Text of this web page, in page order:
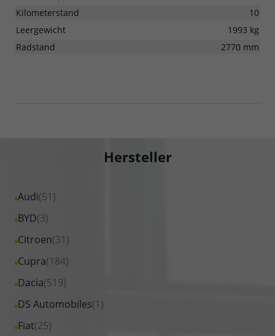
Kilometerstand
10
Leergewicht
1993 kg
Radstand
2770 mm
Hersteller
Audi(51)
Alle
Fahrzeuge
Audi
anzeigen
BYD(3)
Alle
Fahrzeuge
BYD
anzeigen
Citroen(31)
Alle
Fahrzeuge
Citroen
anzeigen
Cupra(184)
Alle
Fahrzeuge
Cupra
anzeigen
Dacia(519)
Alle
Fahrzeuge
Dacia
DS Automobiles(1)
Alle
Fahrzeuge
Fiat(25)
Alle